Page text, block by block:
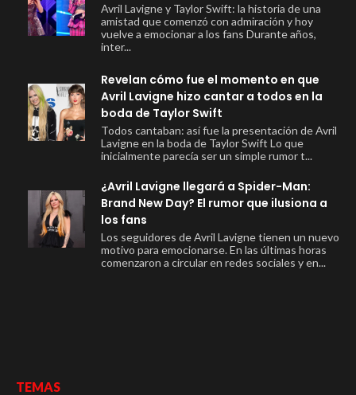
Avril Lavigne y Taylor Swift: la historia de una
amistad que comenzó con admiración y hoy
vuelve a emocionar a los fans Durante años,
inter...
Revelan cómo fue el momento en que
Avril Lavigne hizo cantar a todos en la
boda de Taylor Swift
Todos cantaban: así fue la presentación de Avril
Lavigne en la boda de Taylor Swift Lo que
inicialmente parecía ser un simple rumor t...
¿Avril Lavigne llegará a Spider-Man:
Brand New Day? El rumor que ilusiona a
los fans
Los seguidores de Avril Lavigne tienen un nuevo
motivo para emocionarse. En las últimas horas
comenzaron a circular en redes sociales y en...
TEMAS